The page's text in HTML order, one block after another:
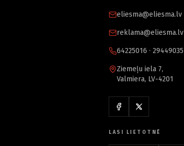
eliesma@eliesma.lv
reklama@eliesma.lv
64225016 · 29449035
Ziemeļu iela 7,
Valmiera, LV-4201
LASI LIETOTNĒ